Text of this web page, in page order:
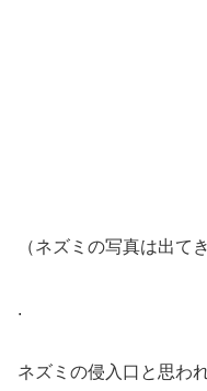
（ネズミの写真は出て
.
ネズミの侵入口と思わ